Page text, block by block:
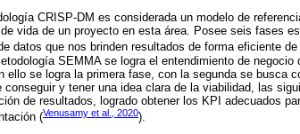
CRISP-DM es considerada un modelo de
vida de un proyecto en esta área. Posee seis fases
datos que nos brinden resultados de forma eficiente
SEMMA se logra el entendimiento de
ello se logra la primera fase, con la segunda se busca
conseguir y tener una idea clara de la viabilidad, las
de resultados, logrado obtener los KPI adecuados
(Venusamy et al., 2020).